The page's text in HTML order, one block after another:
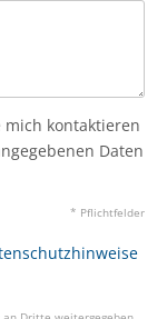
mich kontaktieren
Daten
* Pflichtfelder